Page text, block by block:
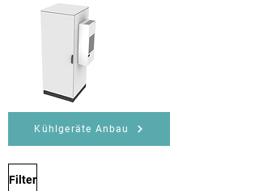
Kühlgeräte Anbau
Filter